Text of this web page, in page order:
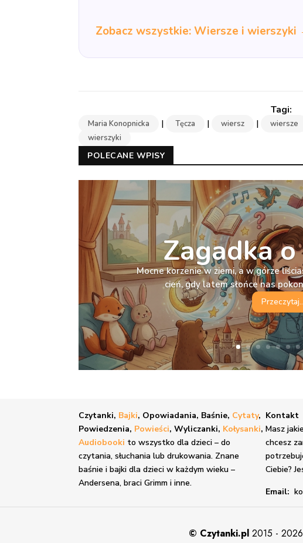
Zobacz wszystkie: Wiersze i wierszyki
Maria Konopnicka | Tęcza | wiersz | wiersze
wierszyki
POLECANE WPISY
Zagadka
Mocne korzenie w ziemi, a w górze
cień, gdy latem słońce nas
Czytanki, Bajki, Opowiadania, Baśnie, Cytaty,
Powiedzenia, Powieści, Wyliczanki, Kołysanki,
Audiobooki to wszystko dla dzieci – do
czytania, słuchania lub drukowania. Znane
baśnie i bajki dla dzieci w każdym wieku –
Andersena, braci Grimm i inne.
Kontakt
Masz
chcesz
Ciebie?
Email:
© Czytanki.pl 2015 -